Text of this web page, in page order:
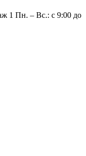
1 Пн. – Вс.: с 9:00 до